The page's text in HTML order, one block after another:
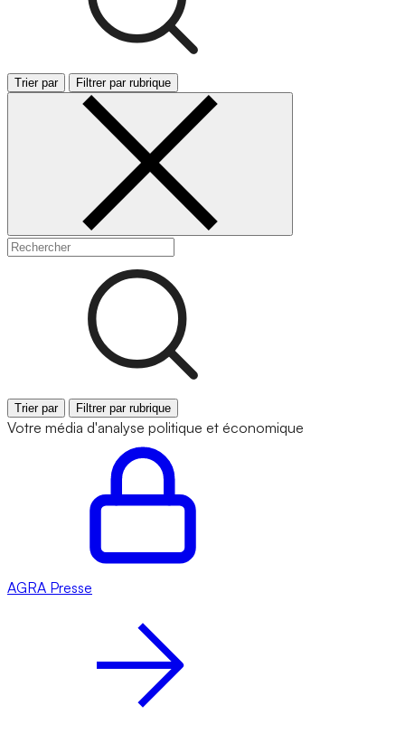
Trier par Filtrer par rubrique
Trier par Filtrer par rubrique
Votre média d'analyse politique et économique
AGRA Presse